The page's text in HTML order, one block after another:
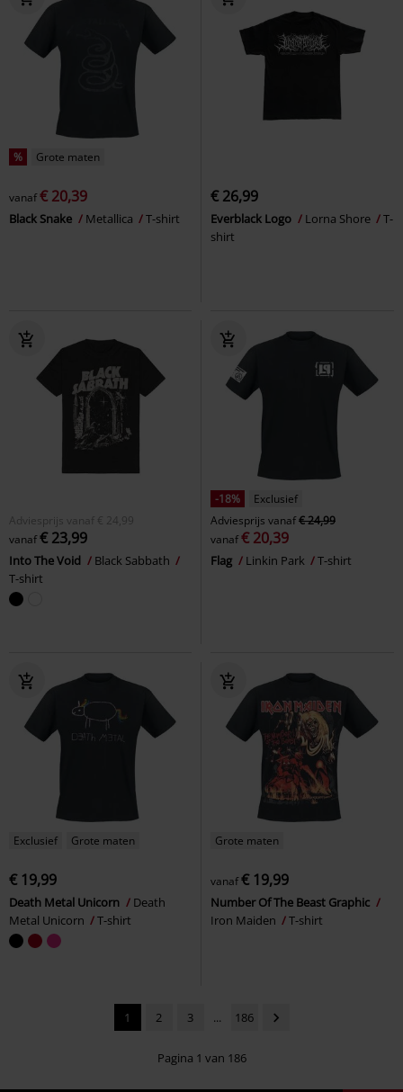
% Grote maten
vanaf€ 20,39
Black Snake Metallica T-shirt
€ 26,99
Everblack Logo Lorna Shore
T-
shirt
Adviesprijs vanaf € 24,99
vanaf€ 23,99
Into The Void
Black Sabbath
T-shirt
-18%
Exclusief
Adviesprijs vanaf€ 24,99
vanaf€ 20,39
Flag Linkin Park T-shirt
Exclusief Grote maten
€ 19,99
Death Metal Unicorn
Death
Metal Unicorn
T-shirt
Grote maten
vanaf€ 19,99
Number Of The Beast Graphic
Iron Maiden
T-shirt
1 2 3 ... 186
Pagina 1 van 186